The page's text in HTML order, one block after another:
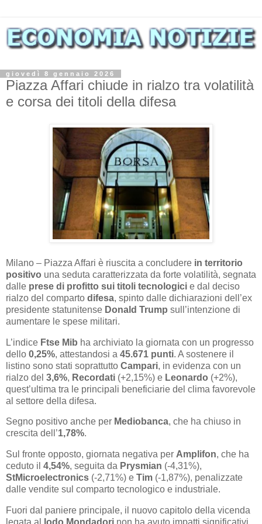
giovedì 8 gennaio 2026
Piazza Affari chiude in rialzo tra volatilità
e corsa dei titoli della difesa
Milano – Piazza Affari è riuscita a concludere in territorio
positivo una seduta caratterizzata da forte volatilità, segnata
dalle prese di profitto sui titoli tecnologici e dal deciso
rialzo del comparto difesa, spinto dalle dichiarazioni dell’ex
presidente statunitense Donald Trump sull’intenzione di
aumentare le spese militari.
L’indice Ftse Mib ha archiviato la giornata con un progresso
dello 0,25%, attestandosi a 45.671 punti. A sostenere il
listino sono stati soprattutto Campari, in evidenza con un
rialzo del 3,6%, Recordati (+2,15%) e Leonardo (+2%),
quest’ultima tra le principali beneficiarie del clima favorevole
al settore della difesa.
Segno positivo anche per Mediobanca, che ha chiuso in
crescita dell’1,78%.
Sul fronte opposto, giornata negativa per Amplifon, che ha
ceduto il 4,54%, seguita da Prysmian (-4,31%),
StMicroelectronics (-2,71%) e Tim (-1,87%), penalizzate
dalle vendite sul comparto tecnologico e industriale.
Fuori dal paniere principale, il nuovo capitolo della vicenda
legata al
lodo Mondadori non ha avuto impatti significativi